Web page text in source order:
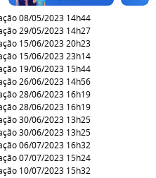
08/05/2023 14h44
29/05/2023 14h27
15/06/2023 20h23
15/06/2023 23h14
19/06/2023 15h44
26/06/2023 14h56
28/06/2023 16h19
28/06/2023 16h19
30/06/2023 13h25
30/06/2023 13h25
06/07/2023 16h32
07/07/2023 15h24
10/07/2023 15h32